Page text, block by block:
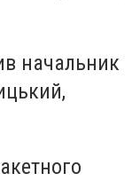
начальник